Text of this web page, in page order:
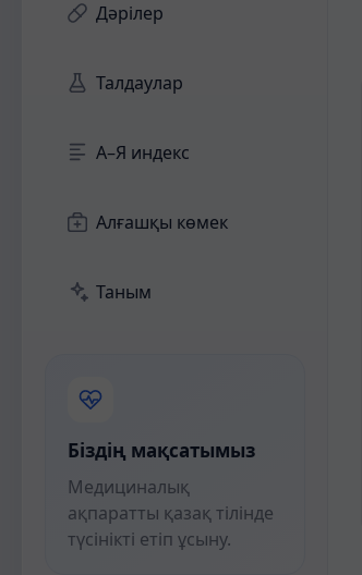
Дәрілер
Талдаулар
А–Я индекс
Алғашқы көмек
Таным
Біздің мақсатымыз
Медициналық
ақпаратты қазақ тілінде
түсінікті етіп ұсыну.